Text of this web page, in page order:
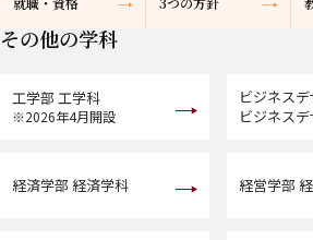
その他の学科
工学部 工学科
※2026年4月開設
ビジネス
ビジネス
経済学部 経済学科 経営学部